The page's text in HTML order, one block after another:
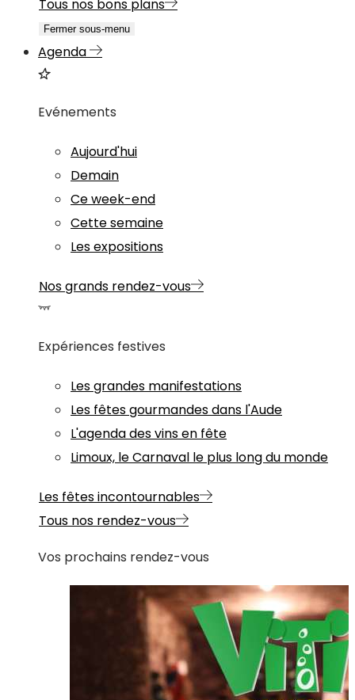
Tous nos bons plans
Fermer sous-menu
Agenda
Evénements
Aujourd'hui
Demain
Ce week-end
Cette semaine
Les expositions
Nos grands rendez-vous
Expériences festives
Les grandes manifestations
Les fêtes gourmandes dans l'Aude
L'agenda des vins en fête
Limoux, le Carnaval le plus long du monde
Les fêtes incontournables
Tous nos rendez-vous
Vos prochains rendez-vous